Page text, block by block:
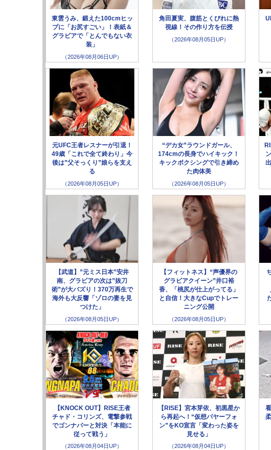
東雲うみ、鍛えた100cmヒッ
プに「お尻すごい」！表紙＆
グラビアで「とんでもない衣
装」
（2026年08月06日UP）
角田夏実、腹筋とくびれに熱
視線！その作り方を伝授
（2026年08月05日UP）
元UFC王者レスナーが引退！
49歳「これで全て終わり」今
後は”父そっくり”娘らを支え
る
（2026年08月05日UP）
“デカ女”ラウンドガール、
174cmの長身でハイキック！
キックボクシングで引き締め
た肉体美
（2026年08月05日UP）
【武道】”元ミス日本”安井
南、グラビアの次は”抜刀
術”が大バズり！370万再生で
海外も大反響「ゾロの妻を見
つけた」
（2026年08月05日UP）
【フィットネス】“声優界の
グラビアクイーン”井口裕
香、「桃尻が仕上がってる」
と自信！大きなCupでトレー
ニング公開
（2026年08月05日UP）
【KNOCK OUT】RISE王者
チャド・コリンズ、電撃参戦
でゴンナパーと対決「本能に
従って戦う」
（2026年08月04日UP）
【RISE】宮本芽依、初黒星か
ら再起へ！“仮想パヤーフォ
ン”をKO宣言「変わった姿を
見せる」
（2026年08月04日UP）